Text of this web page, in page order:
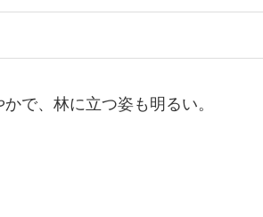
で、林に立つ姿も明るい。